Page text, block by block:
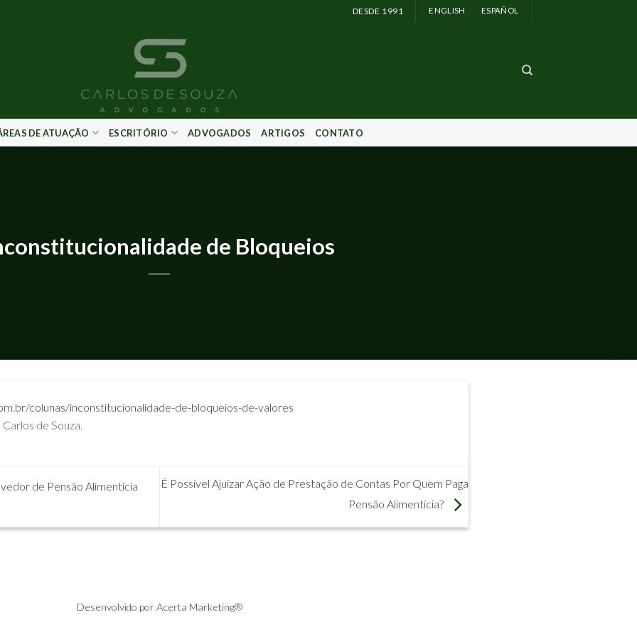
DESDE 1991 ENGLISH ESPAÑOL
DE ATUAÇÃO ESCRITÓRIO ADVOGADOS ARTIGOS CONTATO
de Bloqueios
colunas/inconstitucionalidade-de-bloqueios-de-valores
de Souza.
de Pensão Alimentícia
É Possível Ajuizar Ação de Prestação de Contas Por Quem Paga
Pensão Alimentícia?
Desenvolvido por Acerta Marketing®